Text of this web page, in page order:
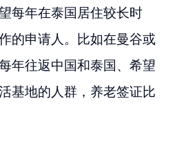
每年在泰国居住较长时
的申请人。比如在曼谷或
年往返中国和泰国、希望
基地的人群，养老签证比